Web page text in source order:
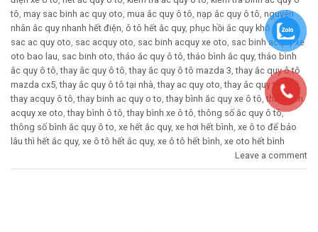
tô, may sac binh ac quy oto, mua ắc quy ô tô, nạp ắc quy ô tô, nguyên
nhân ắc quy nhanh hết điện, ô tô hết ắc quy, phục hồi ắc quy khô ô tô,
sac ac quy oto, sac acquy oto, sac binh acquy xe oto, sac binh acquy xe
oto bao lau, sac binh oto,tháo ắc quy ô tô,tháo bình ắc quy,tháo bình
ắc quy ô tô,thay ắc quy ô tô,thay ắc quy ô tô mazda 3,thay ắc quy ô tô
mazda cx5,thay ắc quy ô tô tại nhà,thay ac quy oto,thay ắc quy tại nhà,
thay acquy ô tô,thay binh ac quy o to,thay bình ắc quy xe ô tô,thay binh
acquy xe oto,thay bình ô tô,thay bình xe ô tô,thông số ắc quy ô tô,
thông số bình ắc quy ô to, xe hết ắc quy, xe hơi hết bình, xe ô to để bảo
lâu thì hết ắc quy, xe ô tô hết ắc quy, xe ô tô hết bình, xe oto hết bình
Leave a comment